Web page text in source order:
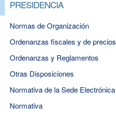
PRESIDENCIA
Normas de Organización
Ordenanzas fiscales y de
Ordenanzas y Reglamentos
Otras Disposiciones
Normativa de la Sede Electrónica
Normativa